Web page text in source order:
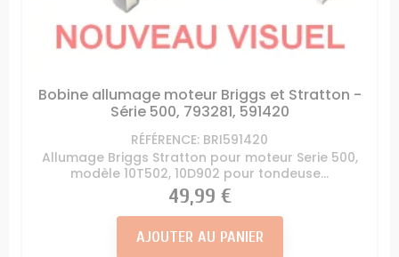
Bobine allumage moteur Briggs et Stratton -
Série 500, 793281, 591420
RÉFÉRENCE: BRI591420
Allumage Briggs Stratton pour moteur Serie 500,
modèle 10T502, 10D902 pour tondeuse...
Prix
49,99 €
AJOUTER AU PANIER